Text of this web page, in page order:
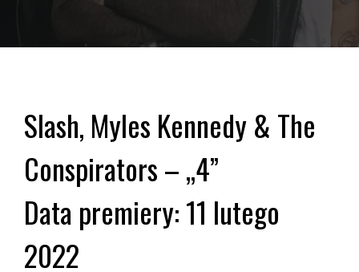
Slash, Myles Kennedy & The
Conspirators – „4”
Data premiery: 11 lutego
2022